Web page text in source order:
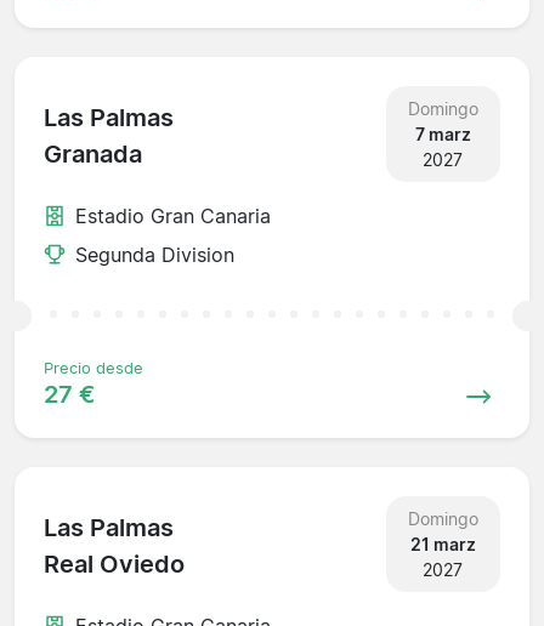
Las Palmas
Granada
Domingo
7 marz
2027
Estadio Gran Canaria
Segunda Division
Precio desde
27 €
Las Palmas
Real Oviedo
Domingo
21 marz
2027